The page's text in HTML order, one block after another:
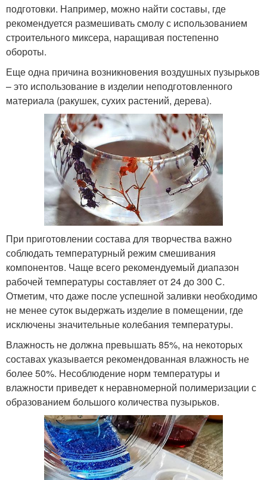
подготовки. Например, можно найти составы, где
рекомендуется размешивать смолу с использованием
строительного миксера, наращивая постепенно
обороты.
Еще одна причина возникновения воздушных пузырьков
– это использование в изделии неподготовленного
материала (ракушек, сухих растений, дерева).
При приготовлении состава для творчества важно
соблюдать температурный режим смешивания
компонентов. Чаще всего рекомендуемый диапазон
рабочей температуры составляет от 24 до 300 С.
Отметим, что даже после успешной заливки необходимо
не менее суток выдержать изделие в помещении, где
исключены значительные колебания температуры.
Влажность не должна превышать 85%, на некоторых
составах указывается рекомендованная влажность не
более 50%. Несоблюдение норм температуры и
влажности приведет к неравномерной полимеризации с
образованием большого количества пузырьков.